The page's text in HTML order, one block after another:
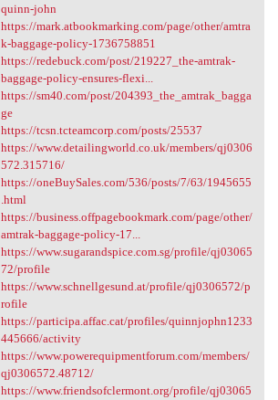
quinn-john
https://mark.atbookmarking.com/page/other/amtra
k-baggage-policy-1736758851
https://redebuck.com/post/219227_the-amtrak-
baggage-policy-ensures-flexi...
https://sm40.com/post/204393_the_amtrak_bagga
ge
https://tcsn.tcteamcorp.com/posts/25537
https://www.detailingworld.co.uk/members/qj0306
572.315716/
https://oneBuySales.com/536/posts/7/63/1945655
.html
https://business.offpagebookmark.com/page/other/
amtrak-baggage-policy-17...
https://www.sugarandspice.com.sg/profile/qj03065
72/profile
https://www.schnellgesund.at/profile/qj0306572/p
rofile
https://participa.affac.cat/profiles/quinnjophn1233
445666/activity
https://www.powerequipmentforum.com/members/
qj0306572.48712/
https://www.friendsofclermont.org/profile/qj03065